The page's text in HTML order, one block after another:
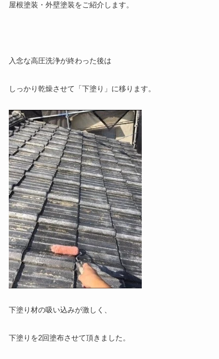
屋根塗装・外壁塗装をご紹介します。
入念な高圧洗浄が終わった後は
しっかり乾燥させて「下塗り」に移ります。
下塗り材の吸い込みが激しく、
下塗りを2回塗布させて頂きました。